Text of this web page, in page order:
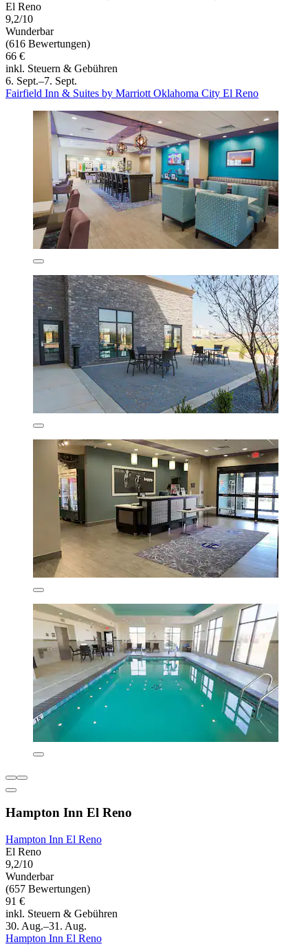
El Reno
9,2/10
Wunderbar
(616 Bewertungen)
66 €
inkl. Steuern & Gebühren
6. Sept.–7. Sept.
Fairfield Inn & Suites by Marriott Oklahoma City El Reno
Hampton Inn El Reno
Hampton Inn El Reno
El Reno
9,2/10
Wunderbar
(657 Bewertungen)
91 €
inkl. Steuern & Gebühren
30. Aug.–31. Aug.
Hampton Inn El Reno